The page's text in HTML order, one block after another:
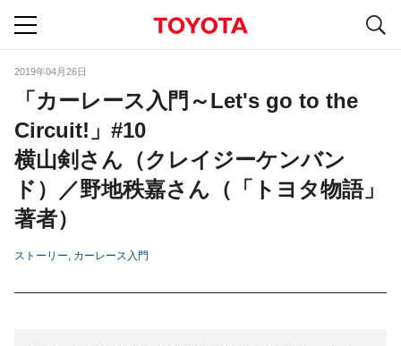
2019年04月26日
「カーレース入門～Let's go to the
Circuit!」#10
横山剣さん（クレイジーケンバン
ド）／野地秩嘉さん（「トヨタ物語」
著者）
ストーリー カーレース入門